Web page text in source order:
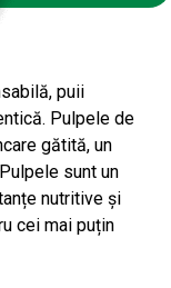
puii
Pulpele de
gătită, un
sunt un
nutritive și
cei mai puțin